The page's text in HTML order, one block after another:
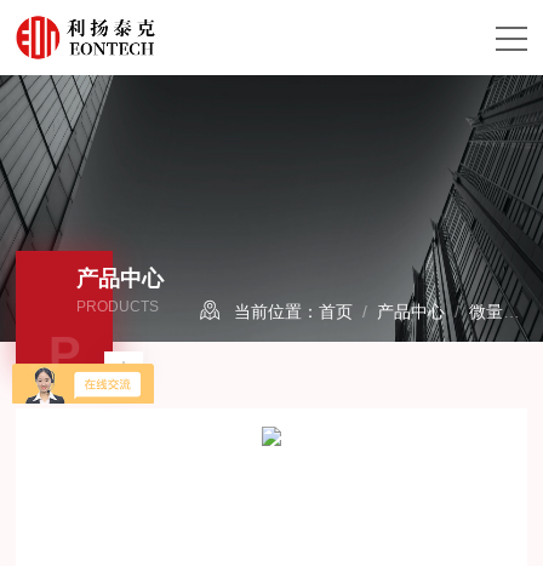
产品中心
PRODUCTS
P
当前位置：首页 / 产品中心/微量水分析仪/露点仪